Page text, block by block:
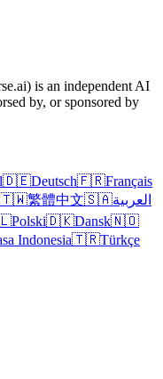
is an independent AI
by, or sponsored by
🇩🇪Deutsch🇫🇷Français
🇹🇼繁體中文🇸🇦العربية
Polski🇩🇰Dansk🇳🇴
Indonesia🇹🇷Türkçe